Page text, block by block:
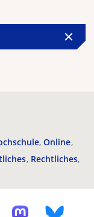
Online
Rechtliches